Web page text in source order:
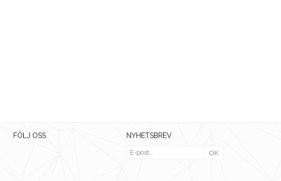
FÖLJ OSS NYHETSBREV
OK